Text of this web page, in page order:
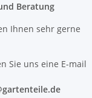
Beratung
Ihnen sehr gerne
Sie uns eine E-mail
gartenteile.de